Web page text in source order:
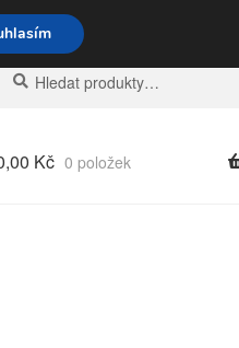
494 494
Kč 0 položek